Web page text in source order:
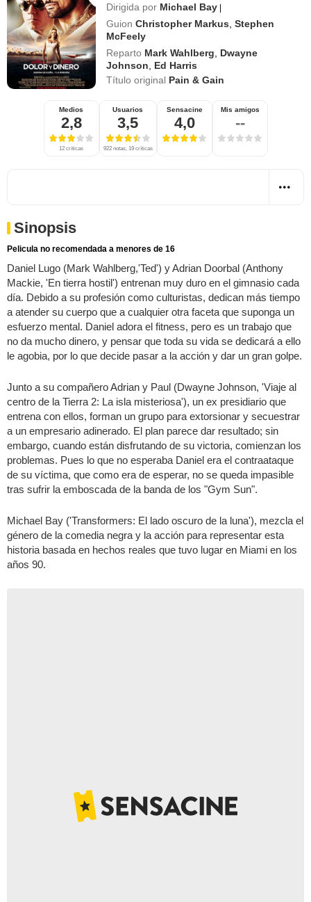
Dirigida por Michael Bay |
Guion Christopher Markus ,Stephen
McFeely
Reparto Mark Wahlberg
Dwayne
Johnson
Ed Harris
Título original Pain & Gain
Medios
2,8
12 críticas
Usuarios
3,5
922 notas, 19 críticas
Sensacine
4,0
Mis amigos
--
Sinopsis
Pelicula no recomendada a menores de 16
Daniel Lugo (Mark Wahlberg,'Ted') y Adrian Doorbal (Anthony
Mackie, 'En tierra hostil') entrenan muy duro en el gimnasio cada
día. Debido a su profesión como culturistas, dedican más tiempo
a atender su cuerpo que a cualquier otra faceta que suponga un
esfuerzo mental. Daniel adora el fitness, pero es un trabajo que
no da mucho dinero, y pensar que toda su vida se dedicará a ello
le agobia, por lo que decide pasar a la acción y dar un gran golpe.
Junto a su compañero Adrian y Paul (Dwayne Johnson, 'Viaje al
centro de la Tierra 2: La isla misteriosa'), un ex presidiario que
entrena con ellos, forman un grupo para extorsionar y secuestrar
a un empresario adinerado. El plan parece dar resultado; sin
embargo, cuando están disfrutando de su victoria, comienzan los
problemas. Pues lo que no esperaba Daniel era el contraataque
de su víctima, que como era de esperar, no se queda impasible
tras sufrir la emboscada de la banda de los "Gym Sun".
Michael Bay ('Transformers: El lado oscuro de la luna'), mezcla el
género de la comedia negra y la acción para representar esta
historia basada en hechos reales que tuvo lugar en Miami en los
años 90.